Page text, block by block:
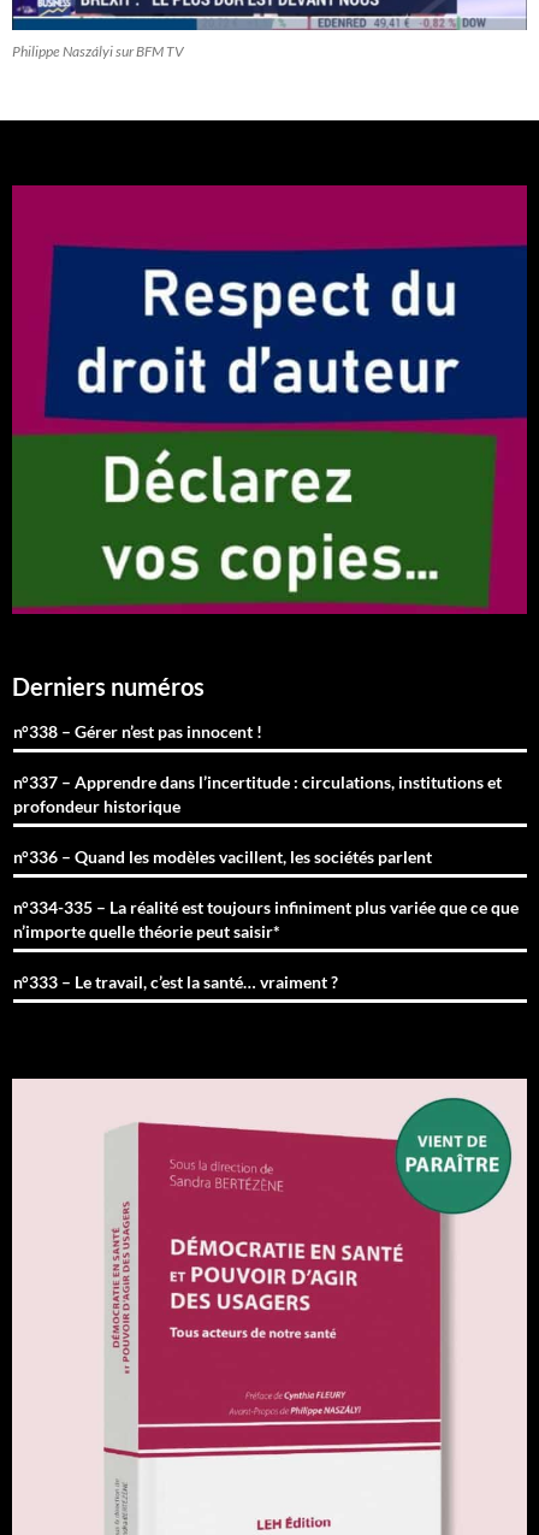
Philippe Naszályi sur BFM TV
Derniers numéros
n°338 – Gérer n’est pas innocent !
n°337 – Apprendre dans l’incertitude : circulations, institutions et
profondeur historique
n°336 – Quand les modèles vacillent, les sociétés parlent
n°334-335 – La réalité est toujours infiniment plus variée que ce que
n’importe quelle théorie peut saisir*
n°333 – Le travail, c’est la santé… vraiment ?